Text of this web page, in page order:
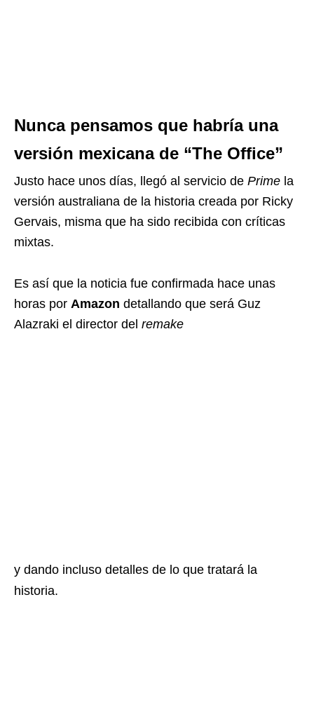
Nunca pensamos que habría una
versión mexicana de “The Office”
Justo hace unos días, llegó al servicio de Prime la
versión australiana de la historia creada por Ricky
Gervais, misma que ha sido recibida con críticas
mixtas.
Es así que la noticia fue confirmada hace unas
horas por Amazon detallando que será Guz
Alazraki el director del remake
y dando incluso detalles de lo que tratará la
historia.